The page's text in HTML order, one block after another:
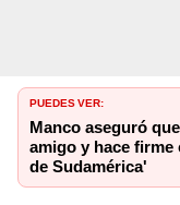
PUEDES VER:
Manco aseguró
amigo y hace
de Sudamérica'